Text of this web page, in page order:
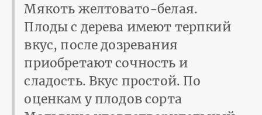
Мякоть желтовато-белая.
Плоды с дерева имеют терпкий
вкус, после дозревания
приобретают сочность и
сладость. Вкус простой. По
оценкам у плодов сорта